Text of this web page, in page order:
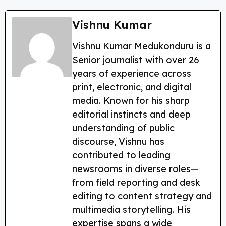
a
e
b
o
w
er
el
e
g
ra
m
h
a
ts
A
p
p
nt
er
e
st
h
a
re
Vishnu Kumar
Vishnu Kumar Medukonduru is a
Senior journalist with over 26
years of experience across
print, electronic, and digital
media. Known for his sharp
editorial instincts and deep
understanding of public
discourse, Vishnu has
contributed to leading
newsrooms in diverse roles—
from field reporting and desk
editing to content strategy and
multimedia storytelling. His
expertise spans a wide